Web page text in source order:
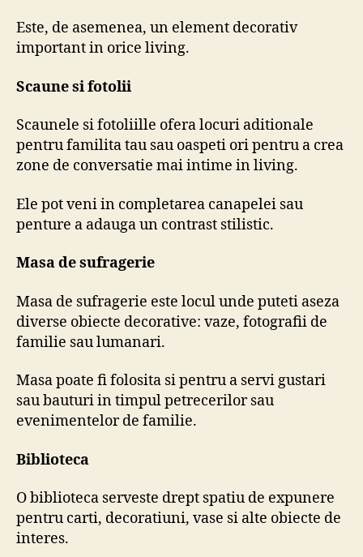
Este, de asemenea, un element decorativ
important in orice living.
Scaune si fotolii
Scaunele si fotoliille ofera locuri aditionale
pentru familita tau sau oaspeti ori pentru a crea
zone de conversatie mai intime in living.
Ele pot veni in completarea canapelei sau
penture a adauga un contrast stilistic.
Masa de sufragerie
Masa de sufragerie este locul unde puteti aseza
diverse obiecte decorative: vaze, fotografii de
familie sau lumanari.
Masa poate fi folosita si pentru a servi gustari
sau bauturi in timpul petrecerilor sau
evenimentelor de familie.
Biblioteca
O biblioteca serveste drept spatiu de expunere
pentru carti, decoratiuni, vase si alte obiecte de
interes.